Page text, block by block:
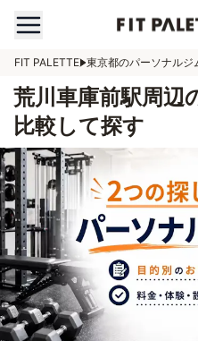
FIT PALETTE 東京都のパーソナルジ
荒川車庫前駅周辺
比較して探す